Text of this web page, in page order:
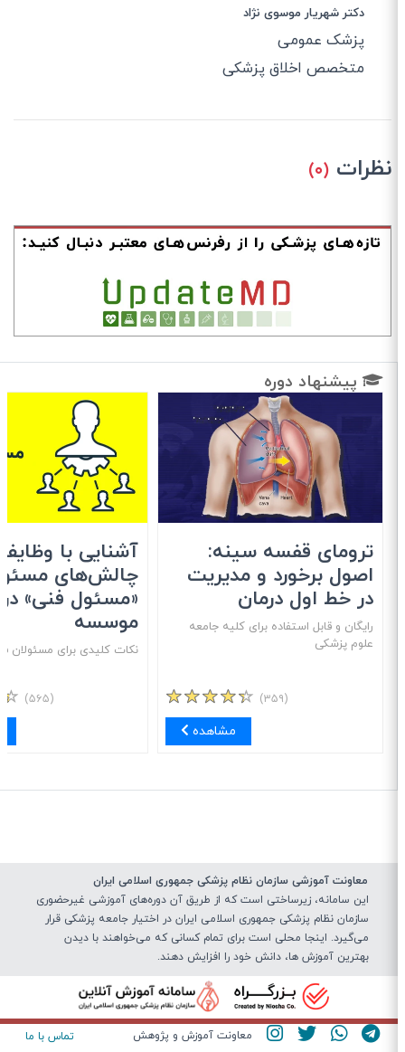
دکتر شهریار موسوی نژاد
پزشک عمومی
متخصص اخلاق پزشکی
نظرات
پیشنهاد دوره
ترومای قفسه سینه:
اصول برخورد و مدیریت
در خط اول درمان
رایگان و قابل استفاده برای کلیه جامعه
علوم پزشکی
مشاهده
آشنایی با
چالش‌های
«مسئول فنی» در
موسسه
نکات کلیدی برای مسئولان
معاونت آموزشی سازمان نظام پزشکی جمهوری اسلامی ایران
این سامانه، زیرساختی‌ است که از طریق آن دوره‌های آموزشی غیرحضوری
سازمان نظام پزشکی جمهوری اسلامی ایران در اختیار جامعه پزشکی قرار
می‌گیرد. اینجا محلی است برای تمام کسانی که می‌خواهند با دیدن
بهترین آموزش ها، دانش خود را افزایش دهند.
معاونت آموزش و پژوهش تماس با ما